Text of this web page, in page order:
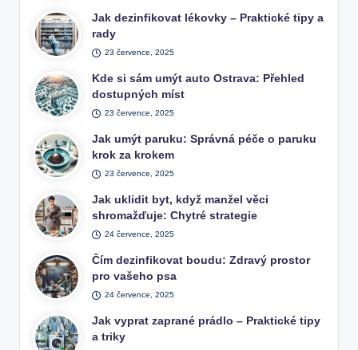
Jak dezinfikovat lékovky – Praktické tipy a
rady
23 července, 2025
Kde si sám umýt auto Ostrava: Přehled
dostupných míst
23 července, 2025
Jak umýt paruku: Správná péče o paruku
krok za krokem
23 července, 2025
Jak uklidit byt, když manžel věci
shromažďuje: Chytré strategie
24 července, 2025
Čím dezinfikovat boudu: Zdravý prostor
pro vašeho psa
24 července, 2025
Jak vyprat zaprané prádlo – Praktické tipy
a triky